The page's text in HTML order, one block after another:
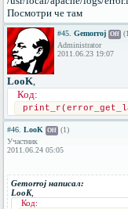
Посмотри че там
#45. Gemorroj Off
Administrator
2011.06.23 19:07
LooK,
Код:
#46. LooK Off (1)
Участник
2011.06.24 05:05
Gemorroj написал:
LooK,
Код: